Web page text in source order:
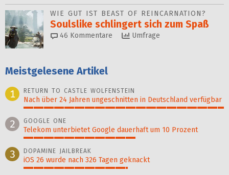
WIE GUT IST BEAST OF REINCARNATION?
Soulslike schlingert sich zum Spaß
46 Kommentare Umfrage
Meistgelesene Artikel
1
RETURN TO CASTLE WOLFENSTEIN
Nach über 24 Jahren ungeschnitten in Deutschland verfügbar
2 GOOGLE ONE
Telekom unterbietet Google dauerhaft um 10 Prozent
3 DOPAMINE JAILBREAK
iOS 26 wurde nach 326 Tagen geknackt